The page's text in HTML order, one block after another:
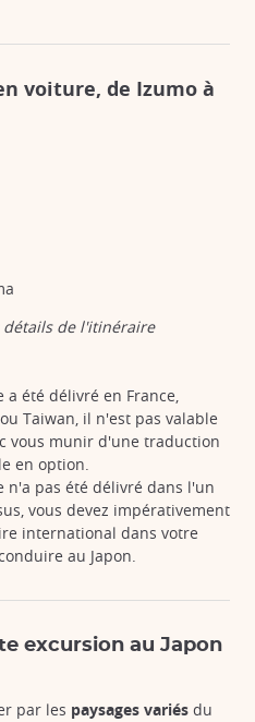
voiture, de Izumo à
détails de l'itinéraire
été délivré en France,
Taiwan, il n'est pas valable
vous munir d'une traduction
en option.
n'a pas été délivré dans l'un
vous devez impérativement
international dans votre
au Japon.
excursion au Japon
par les paysages variés du